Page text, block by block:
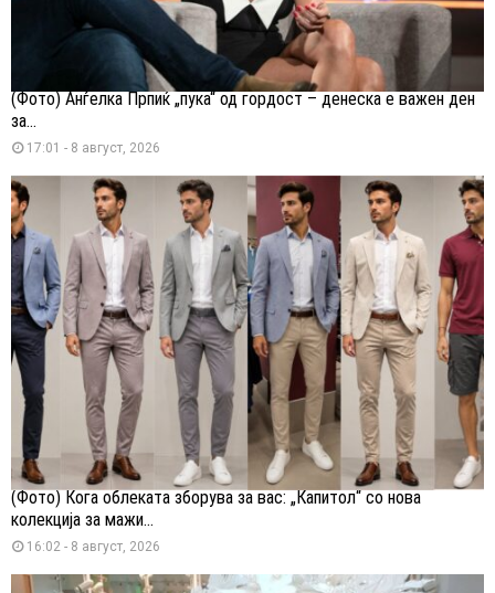
(Фото) Анѓелка Прпиќ „пука“ од гордост – денеска е важен ден
за...
17:01 - 8 август, 2026
(Фото) Кога облеката зборува за вас: „Капитол“ со нова
колекција за мажи...
16:02 - 8 август, 2026